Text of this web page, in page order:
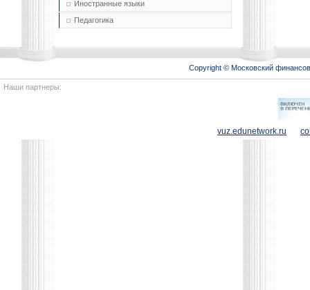
Иностранные языки
Педагогика
Copyright © Московский
Наши партнеры:
vuz.edunetwork.ru